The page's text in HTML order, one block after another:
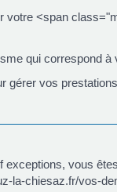
<span
qui correspond à
vos
vous
la-chiesaz.fr/vos-